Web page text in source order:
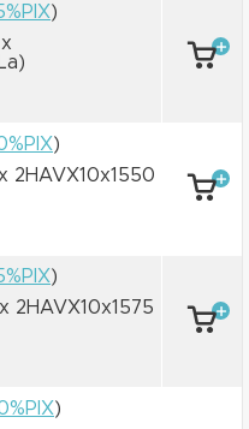
)
x
)
x 2HAVX10x1550
)
x 2HAVX10x1575
)